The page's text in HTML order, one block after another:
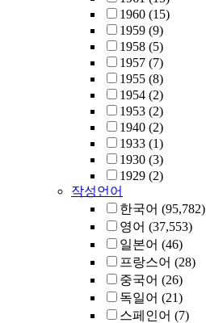
1960 (15)
1959 (9)
1958 (5)
1957 (7)
1955 (8)
1954 (2)
1953 (2)
1940 (2)
1933 (1)
1930 (3)
1929 (2)
작성언어
한국어 (95,782)
영어 (37,553)
일본어 (46)
프랑스어 (28)
중국어 (26)
독일어 (21)
스페인어 (7)